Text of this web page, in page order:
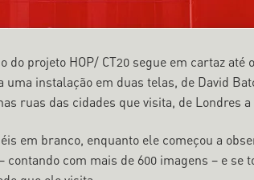
do projeto HOP/ CT20 segue em cartaz até
instalação em duas telas, de David
ruas das cidades que visita, de Londres a
em branco, enquanto ele começou a
com mais de 600 imagens – e se